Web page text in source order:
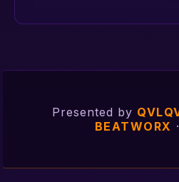
Presented by
BEATWORX ·